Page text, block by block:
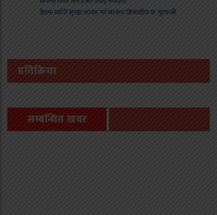
देशमा शान्ति सुरक्षा कायम गर्न सरकार क्रियाशील छः गृहमन्त्री
प्रतिक्रिया
सम्बन्धित खवर